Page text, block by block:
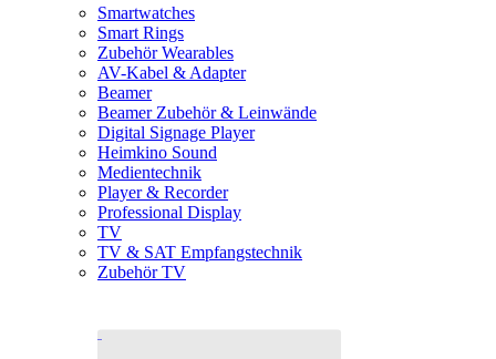
Smartwatches
Smart Rings
Zubehör Wearables
AV-Kabel & Adapter
Beamer
Beamer Zubehör & Leinwände
Digital Signage Player
Heimkino Sound
Medientechnik
Player & Recorder
Professional Display
TV
TV & SAT Empfangstechnik
Zubehör TV